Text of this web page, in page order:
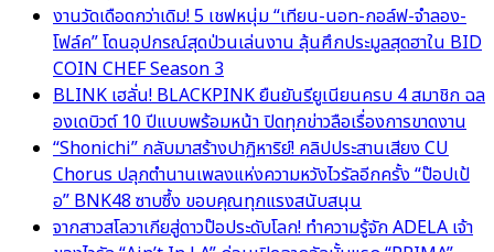
งานวัดเดือดกว่าเดิม! 5 เชฟหนุ่ม “เทียน-นอท-กอล์ฟ-จำลอง-
โฟล์ค” โดนอุปกรณ์สุดป่วนเล่นงาน ลุ้นศึกประมูลสุดฮาใน BID
COIN CHEF Season 3
BLINK เฮลั่น! BLACKPINK ยืนยันรียูเนียนครบ 4 สมาชิก ฉล
องเดบิวต์ 10 ปีแบบพร้อมหน้า ปิดทุกข่าวลือเรื่องการขาดงาน
“Shonichi” กลับมาสร้างปาฏิหาริย์! คลิปประสานเสียง CU
Chorus ปลุกตำนานเพลงแห่งความหวังไวรัลอีกครั้ง “ป๊อปเป้
อ” BNK48 ซาบซึ้ง ขอบคุณทุกแรงสนับสนุน
จากสาวสโลวาเกียสู่ดาวป๊อประดับโลก! ทำความรู้จัก ADELA เจ้า